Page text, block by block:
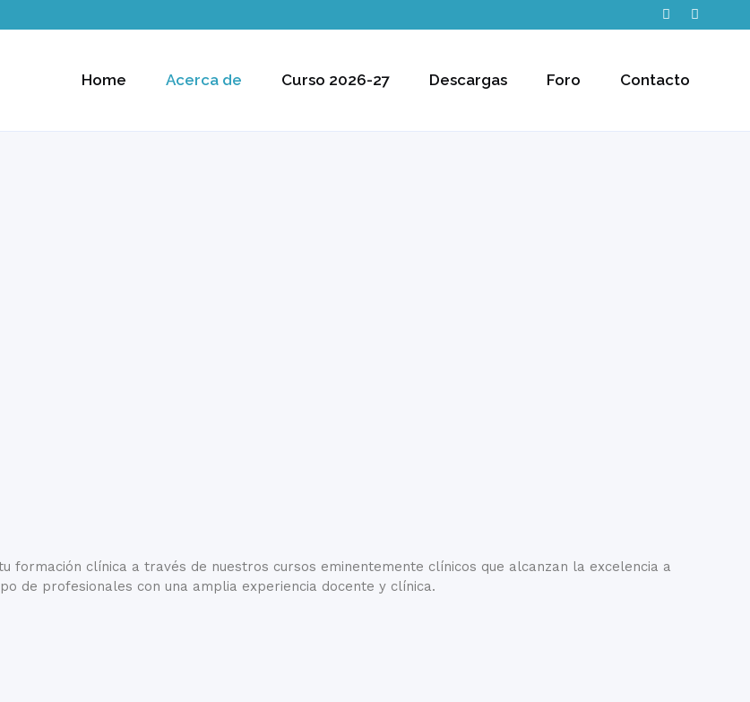
Home Acerca de Curso 2026-27 Descargas Foro Contacto
formación clínica a través de nuestros cursos eminentemente clínicos que alcanzan la excelencia a
de profesionales con una amplia experiencia docente y clínica.